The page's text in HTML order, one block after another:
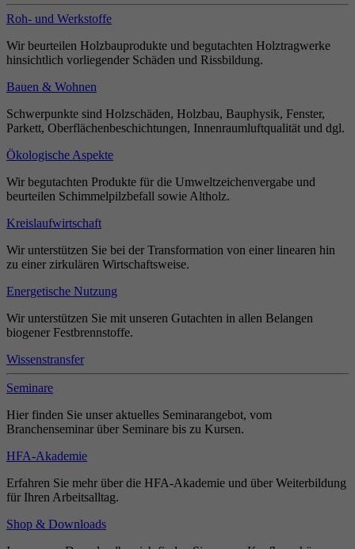
Roh- und Werkstoffe
Wir beurteilen Holzbauprodukte und begutachten Holztragwerke
hinsichtlich vorliegender Schäden und Rissbildung.
Bauen & Wohnen
Schwerpunkte sind Holzschäden, Holzbau, Bauphysik, Fenster,
Parkett, Oberflächenbeschichtungen, Innenraumluftqualität und dgl.
Ökologische Aspekte
Wir begutachten Produkte für die Umweltzeichenvergabe und
beurteilen Schimmelpilzbefall sowie Altholz.
Kreislaufwirtschaft
Wir unterstützen Sie bei der Transformation von einer linearen hin
zu einer zirkulären Wirtschaftsweise.
Energetische Nutzung
Wir unterstützen Sie mit unseren Gutachten in allen Belangen
biogener Festbrennstoffe.
Wissenstransfer
Seminare
Hier finden Sie unser aktuelles Seminarangebot, vom
Branchenseminar über Seminare bis zu Kursen.
HFA-Akademie
Erfahren Sie mehr über die HFA-Akademie und über Weiterbildung
für Ihren Arbeitsalltag.
Shop & Downloads